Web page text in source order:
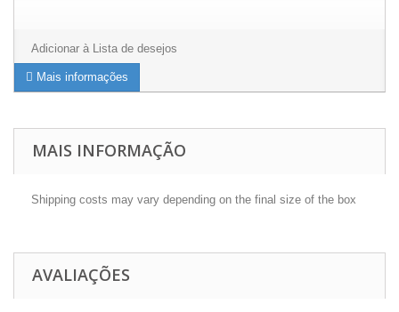
Adicionar à Lista de desejos
Mais informações
MAIS INFORMAÇÃO
Shipping costs may vary depending on the final size of the box
AVALIAÇÕES